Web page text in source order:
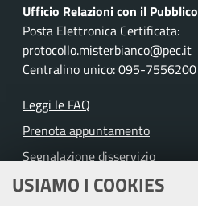
USIAMO I COOKIES
Ufficio Relazioni con il Pubblico
Posta Elettronica Certificata:
protocollo.misterbianco@pec.it
Centralino unico: 095-7556200
Leggi le FAQ
Prenota appuntamento
Segnalazione disservizio
Richiesta assistenza